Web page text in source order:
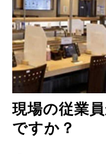
現場の従業
ですか？